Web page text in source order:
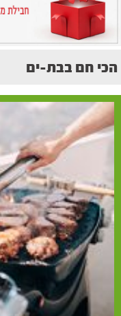
הכי חם בבת-ים